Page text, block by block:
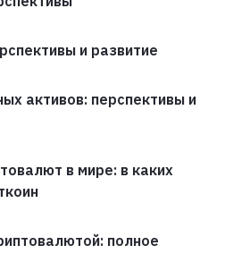
и развитие
активов: перспективы и
в мире: в каких
полное